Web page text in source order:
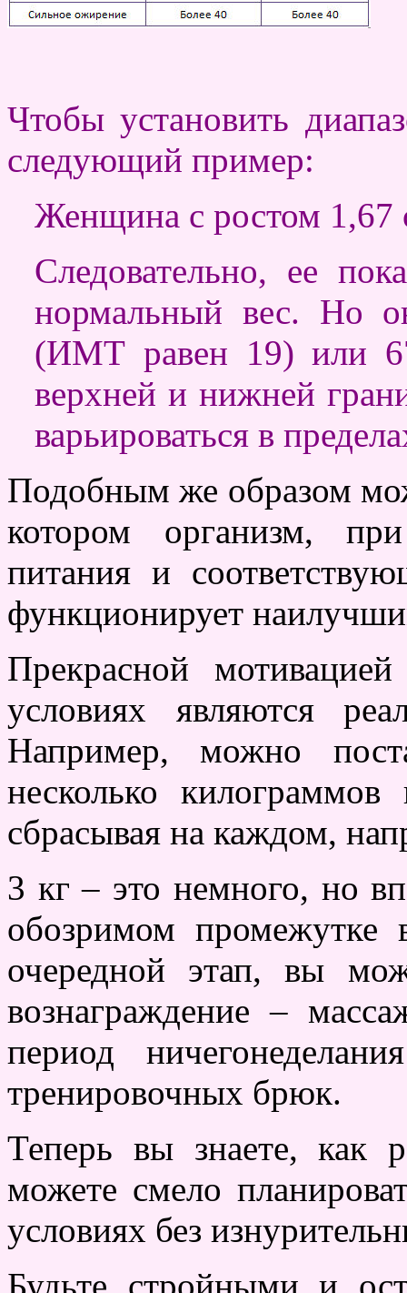
Чтобы установить
следующий пример:
Женщина с ростом 1,67
Следовательно, ее
нормальный вес. Но
(ИМТ равен 19) или
верхней и нижней
варьироваться в
Подобным же образом
котором организм,
питания и
функционирует
Прекрасной
условиях являются
Например, можно
несколько
сбрасывая на каждом,
3 кг – это немного, но
обозримом
очередной этап, вы
вознаграждение –
период
тренировочных брюк.
Теперь вы знаете, как
можете смело
условиях без
Будьте стройными и